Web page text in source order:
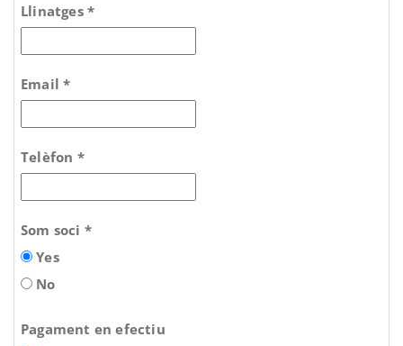
Llinatges *
Email *
Telèfon *
Som soci *
Yes
No
Pagament en efectiu